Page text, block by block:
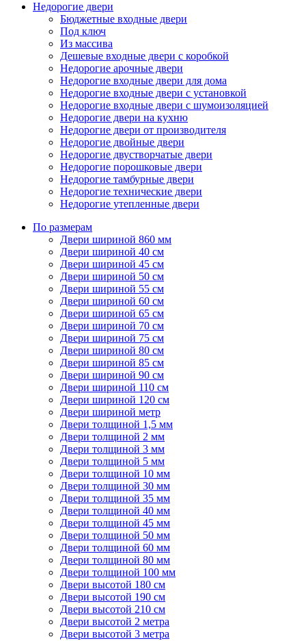
Недорогие двери
Бюджетные входные двери
Под ключ
Из массива
Дешевые входные двери с коробкой
Недорогие арочные двери
Недорогие входные двери для дома
Недорогие входные двери с установкой
Недорогие входные двери с шумоизоляцией
Недорогие двери на кухню
Недорогие двери от производителя
Недорогие двойные двери
Недорогие двустворчатые двери
Недорогие порошковые двери
Недорогие тамбурные двери
Недорогие технические двери
Недорогие утепленные двери
По размерам
Двери шириной 860 мм
Двери шириной 40 см
Двери шириной 45 см
Двери шириной 50 см
Двери шириной 55 см
Двери шириной 60 см
Двери шириной 65 см
Двери шириной 70 см
Двери шириной 75 см
Двери шириной 80 см
Двери шириной 85 см
Двери шириной 90 см
Двери шириной 110 см
Двери шириной 120 см
Двери шириной метр
Двери толщиной 1,5 мм
Двери толщиной 2 мм
Двери толщиной 3 мм
Двери толщиной 5 мм
Двери толщиной 10 мм
Двери толщиной 30 мм
Двери толщиной 35 мм
Двери толщиной 40 мм
Двери толщиной 45 мм
Двери толщиной 50 мм
Двери толщиной 60 мм
Двери толщиной 80 мм
Двери толщиной 100 мм
Двери высотой 180 см
Двери высотой 190 см
Двери высотой 210 см
Двери высотой 2 метра
Двери высотой 3 метра